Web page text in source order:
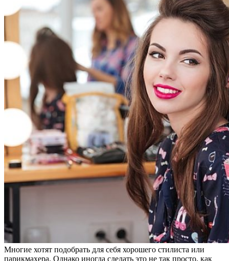
Многие хотят подобрать для себя хорошего стилиста или
парикмахера. Однако иногда сделать это не так просто, как